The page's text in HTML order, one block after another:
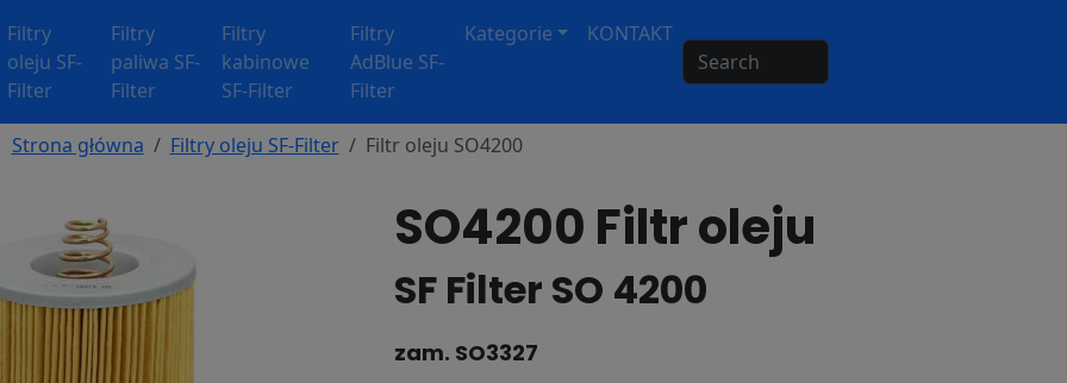
Filtry
oleju SF-
Filter
Filtry
paliwa SF-
Filter
Filtry
kabinowe
SF-Filter
Filtry
AdBlue SF-
Filter
Kategorie
KONTAKT
Strona główna Filtry oleju SF-Filter Filtr oleju SO4200
SO4200 Filtr oleju
SF Filter SO 4200
zam. SO3327